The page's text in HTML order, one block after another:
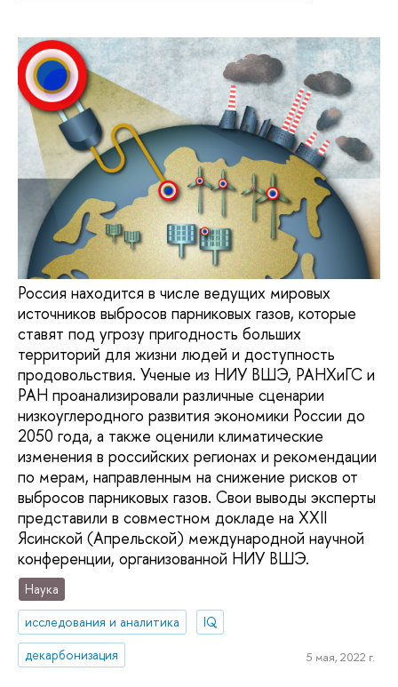
Россия находится в числе ведущих мировых
источников выбросов парниковых газов, которые
ставят под угрозу пригодность больших
территорий для жизни людей и доступность
продовольствия. Ученые из НИУ ВШЭ, РАНХиГС и
РАН проанализировали различные сценарии
низкоуглеродного развития экономики России до
2050 года, а также оценили климатические
изменения в российских регионах и рекомендации
по мерам, направленным на снижение рисков от
выбросов парниковых газов. Свои выводы эксперты
представили в совместном докладе на XXII
Ясинской (Апрельской) международной научной
конференции, организованной НИУ ВШЭ.
Наука
исследования и аналитика
IQ
декарбонизация
5 мая, 2022 г.